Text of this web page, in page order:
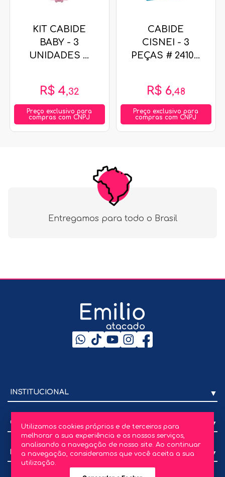
Utilizamos cookies próprios e de terceiros para
melhorar a sua experiência e os nossos serviços,
analisando a navegação de nosso site. Ao continuar
a navegação, consideramos que você aceita a sua
utilização.
KIT CABIDE
BABY - 3
UNIDADES #
R$ 4,32
Preço exclusivo para
compras com CNPJ
CABIDE
CISNEI - 3
PEÇAS # 2410 -
R$ 6,48
Preço exclusivo para
compras com CNPJ
Entregamos para todo o Brasil
INSTITUCIONAL
CENTRAL DE ATENDIMENTO
FORMAS DE PAGAMENTO